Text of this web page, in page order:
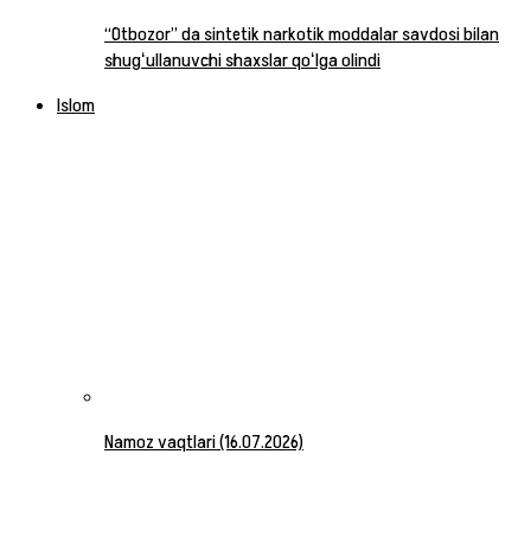
“Otbozor” da sintetik narkotik moddalar savdosi bilan
shugʻullanuvchi shaxslar qoʻlga olindi
Islom
Namoz vaqtlari (16.07.2026)